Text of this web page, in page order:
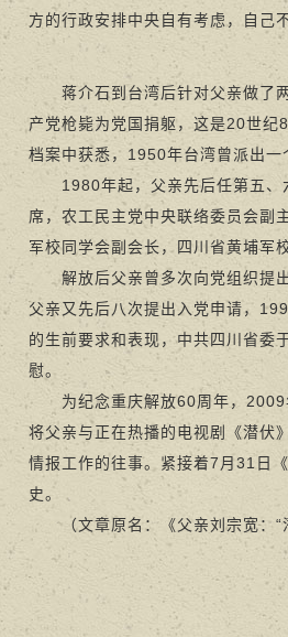
方的行政安排中央自有考虑，自己
蒋介石到台湾后针对父亲做了两
产党枪毙为党国捐躯，这是20世
档案中获悉，1950年台湾曾派出
1980年起，父亲先后任第五、
席，农工民主党中央联络委员会副
军校同学会副会长，四川省黄埔军
解放后父亲曾多次向党组织提出
父亲又先后八次提出入党申请，
的生前要求和表现，中共四川省委
慰。
为纪念重庆解放60周年，2009年
将父亲与正在热播的电视剧《潜伏
情报工作的往事。紧接着7月31日
史。
（文章原名：《父亲刘宗宽：“